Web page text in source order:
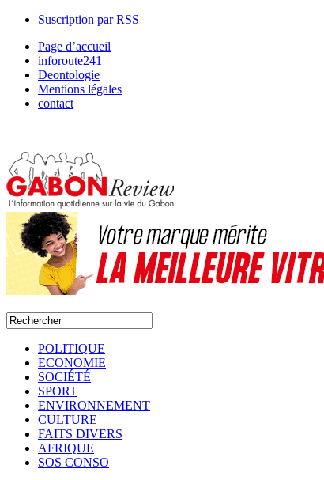
Suscription par RSS
Page d’accueil
inforoute241
Deontologie
Mentions légales
contact
POLITIQUE
ECONOMIE
SOCIÉTÉ
SPORT
ENVIRONNEMENT
CULTURE
FAITS DIVERS
AFRIQUE
SOS CONSO